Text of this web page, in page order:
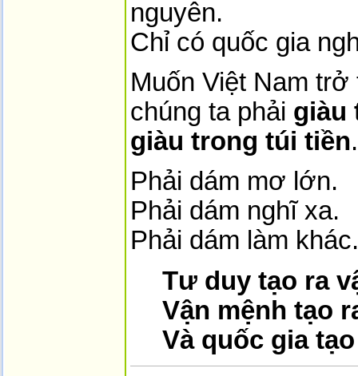
nguyên.
Chỉ có quốc gia
Muốn Việt Nam
chúng ta phải giàu
giàu trong túi tiền.
Phải dám mơ lớn.
Phải dám nghĩ xa.
Phải dám làm khác.
Tư duy tạo ra
Vận mệnh tạo
Và quốc gia